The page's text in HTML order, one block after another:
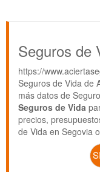
Seguros de
https://
Seguros de Vida de
más datos de
Seguros de Vida
precios,
de Vida en Segovia